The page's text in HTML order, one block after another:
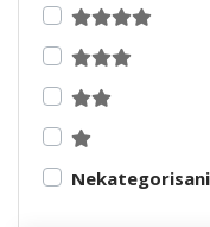
Nekategorisani